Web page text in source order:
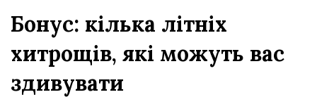
Бонус: кілька літніх
хитрощів, які можуть вас
здивувати